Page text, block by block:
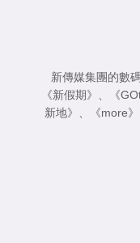
新傳媒集團的數
《新假期》
《
新地》
《more》